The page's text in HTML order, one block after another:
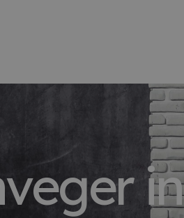
in